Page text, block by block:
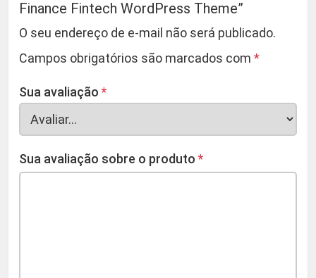
Finance Fintech WordPress Theme”
O seu endereço de e-mail não será publicado.
Campos obrigatórios são marcados com *
Sua avaliação *
Sua avaliação sobre o produto *